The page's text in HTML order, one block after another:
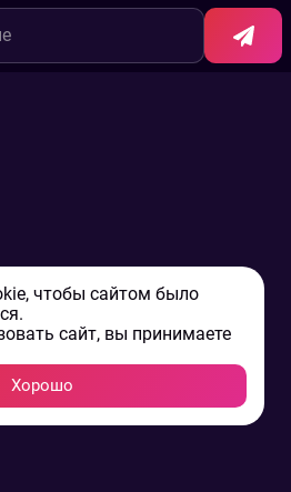
чтобы сайтом было
сайт, вы принимаете
Хорошо